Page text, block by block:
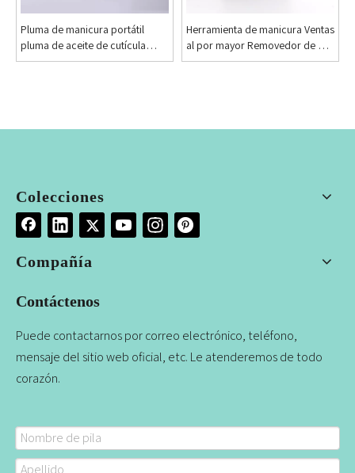
Pluma de manicura portátil
pluma de aceite de cutícula
vacía con piedra de cuarzo rosa
Herramienta de manicura Ventas
al por mayor Removedor de piel
muerta vacía y aceite para
Colecciones
Compañía
Contáctenos
Puede contactarnos por correo electrónico, teléfono,
mensaje del sitio web oficial, etc. Le atenderemos de todo
corazón.